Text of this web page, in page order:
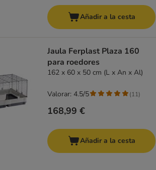
Añadir a la cesta
Jaula Ferplast Plaza 160
para roedores
162 x 60 x 50 cm (L x An x Al)
168,99 €
Valorar: 4.5/5 (11)
Añadir a la cesta